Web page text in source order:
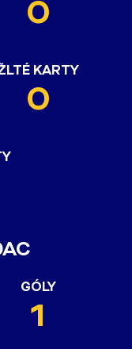
0
KARTY
0
GÓLY
1